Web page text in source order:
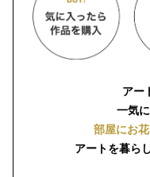
アー
一気
部屋にお
アートを暮ら